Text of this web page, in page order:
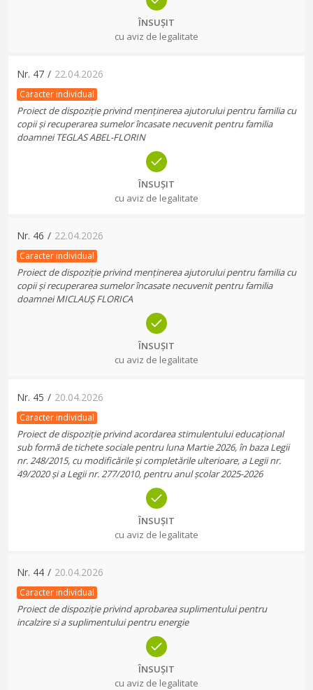
ÎNSUȘIT
cu aviz de legalitate
Nr. 47 / 22.04.2026
Caracter individual
Proiect de dispoziție privind menținerea ajutorului pentru familia cu
copii și recuperarea sumelor încasate necuvenit pentru familia
doamnei TEGLAS ABEL-FLORIN
ÎNSUȘIT
cu aviz de legalitate
Nr. 46 / 22.04.2026
Caracter individual
Proiect de dispoziție privind menținerea ajutorului pentru familia cu
copii și recuperarea sumelor încasate necuvenit pentru familia
doamnei MICLAUȘ FLORICA
ÎNSUȘIT
cu aviz de legalitate
Nr. 45 / 20.04.2026
Caracter individual
Proiect de dispoziție privind acordarea stimulentului educațional
sub formă de tichete sociale pentru luna Martie 2026, în baza Legii
nr. 248/2015, cu modificările și completările ulterioare, a Legii nr.
49/2020 și a Legii nr. 277/2010, pentru anul școlar 2025-2026
ÎNSUȘIT
cu aviz de legalitate
Nr. 44 / 20.04.2026
Caracter individual
Proiect de dispoziție privind aprobarea suplimentului pentru
incalzire si a suplimentului pentru energie
ÎNSUȘIT
cu aviz de legalitate